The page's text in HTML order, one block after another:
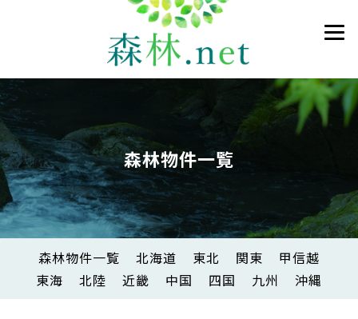
森林物件一覧
森林物件一覧 北海道 東北 関東
甲信越
東海
北陸 近畿 中国 四国 九州 沖縄